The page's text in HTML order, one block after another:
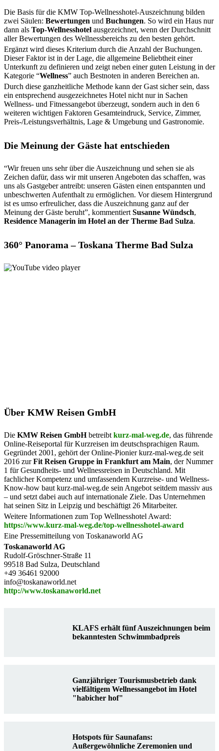
Die Basis für die KMW Top-Wellnesshotel-Auszeichnung bilden
zwei Säulen: Bewertungen und Buchungen. So wird ein Haus nur
dann als Top-Wellnesshotel ausgezeichnet, wenn der Durchschnitt
aller Bewertungen des Wellnessbereichs zu den besten gehört.
Ergänzt wird dieses Kriterium durch die Anzahl der Buchungen.
Dieser Faktor ist in der Lage, die allgemeine Beliebtheit einer
Unterkunft zu definieren und zeigt neben einer guten Leistung in der
Kategorie “Wellness” auch Bestnoten in anderen Bereichen an.
Durch diese ganzheitliche Methode kann der Gast sicher sein, dass
ein entsprechend ausgezeichnetes Hotel nicht nur in Sachen
Wellness- und Fitnessangebot überzeugt, sondern auch in den 6
weiteren wichtigen Faktoren Gesamteindruck, Service, Zimmer,
Preis-/Leistungsverhältnis, Lage & Umgebung und Gastronomie.
Die Meinung der Gäste hat entschieden
“Wir freuen uns sehr über die Auszeichnung und sehen sie als
Zeichen dafür, dass wir mit unseren Angeboten das schaffen, was
uns als Gastgeber antreibt: unseren Gästen einen entspannten und
unbeschwerten Aufenthalt zu ermöglichen. Vor diesem Hintergrund
ist es umso erfreulicher, dass die Auszeichnung ganz auf der
Meinung der Gäste beruht”, kommentiert Susanne Wündsch,
Residence Managerin im Hotel an der Therme Bad Sulza.
360° Panorama – Toskana Therme Bad Sulza
Über KMW Reisen GmbH
Die KMW Reisen GmbHbetreibtkurz-mal-weg.de, das führende
Online-Reiseportal für Kurzreisen im deutschsprachigen Raum.
Gegründet 2001, gehört der Online-Pionier kurz-mal-weg.de seit
2016 zurFit Reisen Gruppe in Frankfurt am Main, der Nummer
1 für Gesundheits- und Wellnessreisen in Deutschland. Mit
fachlicher Kompetenz und umfassendem Kurzreise- und Wellness-
Know-how baut kurz-mal-weg.de sein Angebot seitdem massiv aus
– und setzt dabei auch auf internationale Ziele. Das Unternehmen
hat seinen Sitz in Leipzig und beschäftigt 26 Mitarbeiter.
Weitere Informationen zum Top Wellnesshotel Award:
https://www.kurz-mal-weg.de/top-wellnesshotel-award
Eine Pressemitteilung von Toskanaworld AG
Toskanaworld AG
Rudolf-Gröschner-Straße 11
99518 Bad Sulza, Deutschland
+49 36461 92000
info@toskanaworld.net
http://www.toskanaworld.net
KLAFS erhält fünf Auszeichnungen beim
bekanntesten Schwimmbadpreis
Ganzjähriger Tourismusbetrieb dank
vielfältigem Wellnessangebot im Hotel
"habicher hof"
Hotspots für Saunafans:
Außergewöhnliche Zeremonien und